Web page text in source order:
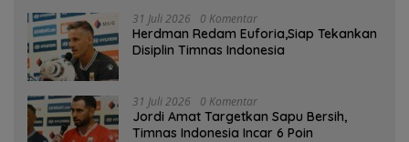
31 Juli 2026 0 Komentar
Herdman Redam Euforia,Siap Tekankan
Disiplin Timnas Indonesia
31 Juli 2026 0 Komentar
Jordi Amat Targetkan Sapu Bersih,
Timnas Indonesia Incar 6 Poin